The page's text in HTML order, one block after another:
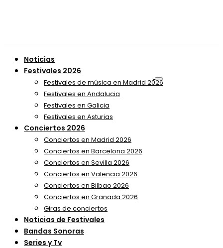
Noticias
Festivales 2026
Festivales de música en Madrid 2026
Festivales en Andalucia
Festivales en Galicia
Festivales en Asturias
Conciertos 2026
Conciertos en Madrid 2026
Conciertos en Barcelona 2026
Conciertos en Sevilla 2026
Conciertos en Valencia 2026
Conciertos en Bilbao 2026
Conciertos en Granada 2026
Giras de conciertos
Noticias de Festivales
Bandas Sonoras
Series y Tv